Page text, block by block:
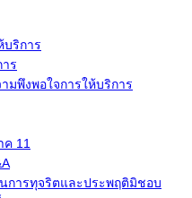
บริการ
ร
มพึงพอใจการให้บริการ
11
นการทุจริตและประพฤติมิชอบ